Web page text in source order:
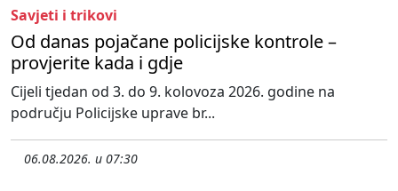
Savjeti i trikovi
Od danas pojačane policijske kontrole –
provjerite kada i gdje
Cijeli tjedan od 3. do 9. kolovoza 2026. godine na
području Policijske uprave br...
06.08.2026. u 07:30